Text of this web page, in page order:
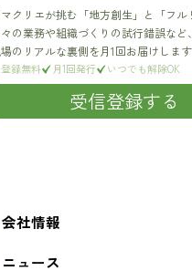
クリエが挑む「地方創生」と「フル
の業務や組織づくりの試行錯誤など、
のリアルな裏側を月1回お届けします
登録無料 月1回発行 いつでも解除OK
受信登録する
会社情報
ニュース